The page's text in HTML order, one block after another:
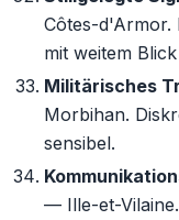
Côtes-d'Armor.
mit weitem
Militärisches
Morbihan.
sensibel.
— Ille-et-